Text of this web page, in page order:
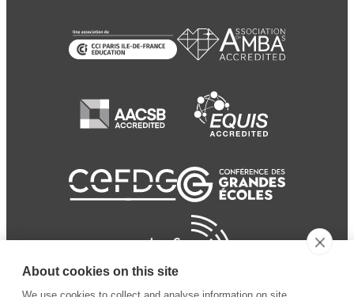
About cookies on this site